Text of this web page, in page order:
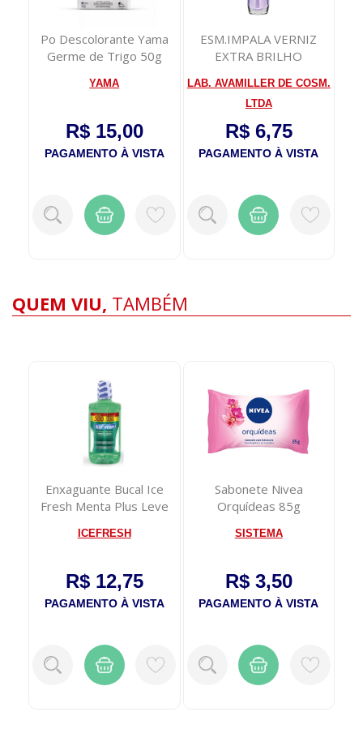
Po Descolorante Yama
Germe de Trigo 50g
YAMA
R$ 15,00
PAGAMENTO À VISTA
ESM.IMPALA VERNIZ
EXTRA BRILHO
LAB. AVAMILLER DE COSM.
LTDA
R$ 6,75
PAGAMENTO À VISTA
QUEM VIU, TAMBÉM
Enxaguante Bucal Ice
Fresh Menta Plus Leve
ICEFRESH
R$ 12,75
PAGAMENTO À VISTA
Sabonete Nivea
Orquídeas 85g
SISTEMA
R$ 3,50
PAGAMENTO À VISTA